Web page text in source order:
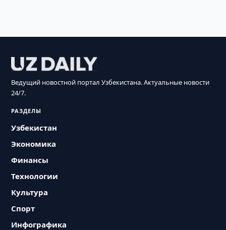
Ведущий новостной портал Узбекистана. Актуальные новости
24/7.
РАЗДЕЛЫ
Узбекистан
Экономика
Финансы
Технологии
Культура
Спорт
Инфографика